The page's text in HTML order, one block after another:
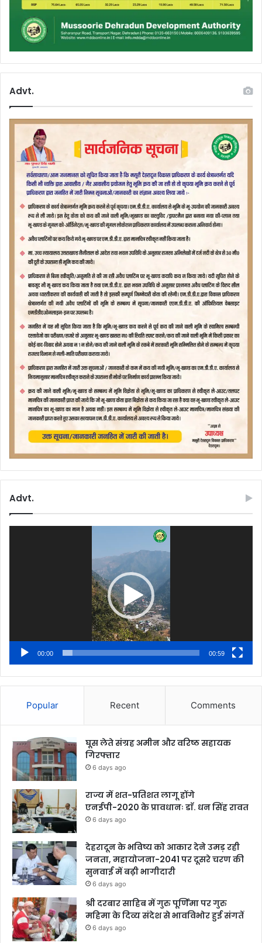
Advt.
Advt.
00:00 00:59
Popular Recent Comments
घूस लेते संग्रह अमीन और वरिष्ठ सहायक
गिरफ्तार
6 days ago
राज्य में शत-प्रतिशत लागू होंगे
एनईपी-2020 के प्रावधानः डाॅ. धन सिंह रावत
6 days ago
देहरादून के भविष्य को आकार देने उमड़ रही
जनता, महायोजना-2041 पर दूसरे चरण की
सुनवाई में बढ़ी भागीदारी
6 days ago
श्री दरबार साहिब में गुरु पूर्णिमा पर गुरु
महिमा के दिव्य संदेश से भावविभोर हुई संगतें
6 days ago